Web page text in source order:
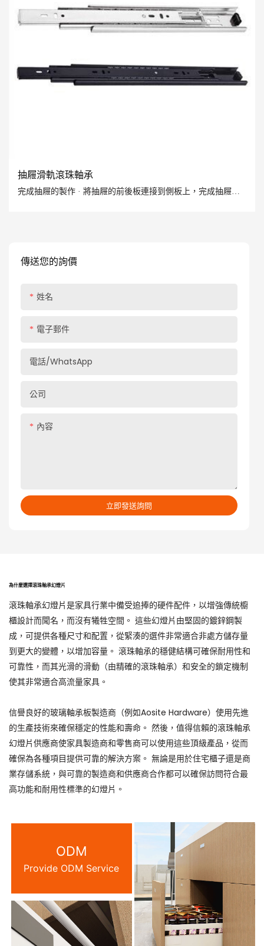
傳送您的詢價
姓名
電子郵件
電話/WhatsApp
公司
內容
立即發送詢問
抽屜滑軌滾珠軸承
完成抽屜的製作 · 將抽屜的前後板連接到側板上，完成抽屜箱
為什麼選擇滾珠軸承幻燈片
滾珠軸承幻燈片是家具行業中備受追捧的硬件配件，以增強傳統櫥
櫃設計而聞名，而沒有犧牲空間。 這些幻燈片由堅固的鍍鋅鋼製
成，可提供各種尺寸和配置，從緊湊的選件非常適合非處方儲存量
到更大的變體，以增加容量。 滾珠軸承的穩健結構可確保耐用性和
可靠性，而其光滑的滑動（由精確的滾珠軸承）和安全的鎖定機制
使其非常適合高流量家具。
信譽良好的玻璃軸承板製造商（例如Aosite Hardware）使用先進
的生產技術來確保穩定的性能和壽命。 然後，值得信賴的滾珠軸承
幻燈片供應商使家具製造商和零售商可以使用這些頂級產品，從而
確保為各種項目提供可靠的解決方案。 無論是用於住宅櫃子還是商
業存儲系統，與可靠的製造商和供應商合作都可以確保訪問符合最
高功能和耐用性標準的幻燈片。
ODM
Provide ODM Service